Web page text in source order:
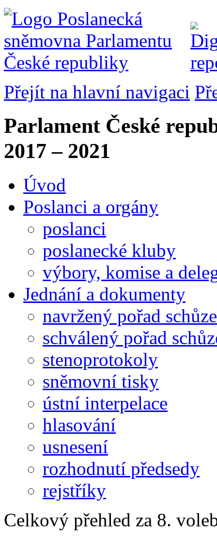
Přejít na hlavní navigaci
Parlament České
2017 – 2021
Úvod
Poslanci a orgány
poslanci
poslanecké kluby
výbory, komise a
Jednání a dokumenty
navržený pořad schůze
schválený pořad
stenoprotokoly
sněmovní tisky
ústní interpelace
hlasování
usnesení
rozhodnutí předsedy
rejstříky
Celkový přehled za 8.